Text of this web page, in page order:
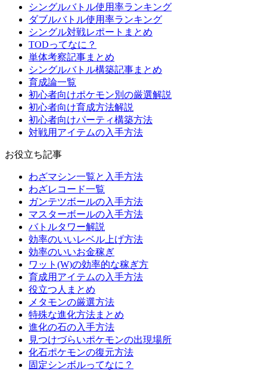
シングルバトル使用率ランキング
ダブルバトル使用率ランキング
シングル対戦レポートまとめ
TODってなに？
単体考察記事まとめ
シングルバトル構築記事まとめ
育成論一覧
初心者向けポケモン別の厳選解説
初心者向け育成方法解説
初心者向けパーティ構築方法
対戦用アイテムの入手方法
お役立ち記事
わざマシン一覧と入手方法
わざレコード一覧
ガンテツボールの入手方法
マスターボールの入手方法
バトルタワー解説
効率のいいレベル上げ方法
効率のいいお金稼ぎ
ワット(W)の効率的な稼ぎ方
育成用アイテムの入手方法
役立つ人まとめ
メタモンの厳選方法
特殊な進化方法まとめ
進化の石の入手方法
見つけづらいポケモンの出現場所
化石ポケモンの復元方法
固定シンボルってなに？